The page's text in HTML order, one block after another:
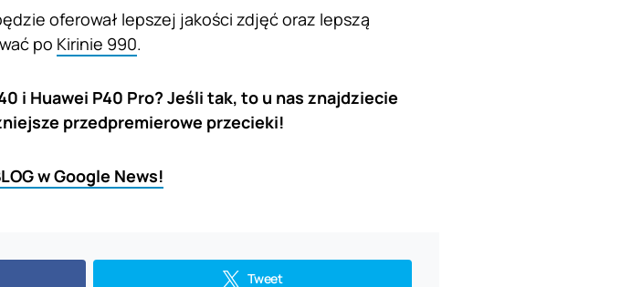
oferował lepszej jakości zdjęć oraz lepszą
po Kirinie 990.
i Huawei P40 Pro? Jeśli tak, to u nas znajdziecie
przedpremierowe przecieki!
w Google News!
Tweet